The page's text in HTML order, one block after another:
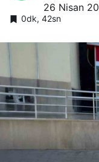
26 Nisan
0dk, 42sn